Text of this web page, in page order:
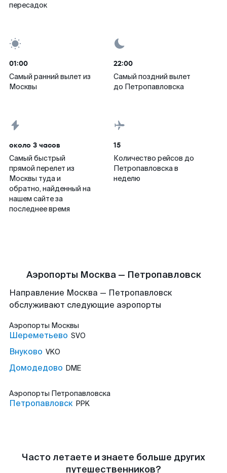
пересадок
01:00
Самый ранний вылет из
Москвы
22:00
Самый поздний вылет
до Петропавловска
около 3 часов
Самый быстрый
прямой перелет из
Москвы туда и
обратно, найденный на
нашем сайте за
последнее время
15
Количество рейсов до
Петропавловска в
неделю
Аэропорты Москва — Петропавловск
Направление Москва — Петропавловск
обслуживают следующие аэропорты
Аэропорты Москвы
Шереметьево SVO
Внуково VKO
Домодедово DME
Аэропорты Петропавловска
Петропавловск PPK
Часто летаете и знаете больше других
путешественников?